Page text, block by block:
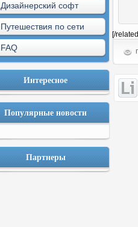
Дизайнерский софт
Путешествия по сети
FAQ
Интересное
Популярные новости
Партнеры
[/